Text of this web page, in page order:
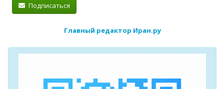
Подписаться
Главный редактор Иран.ру